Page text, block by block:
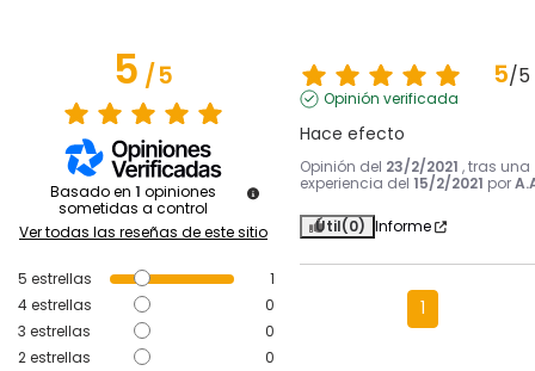
5/5
Basado en 1 opiniones
sometidas a control
Ver todas las reseñas de este sitio
5 estrellas
1
4estrellas
0
3 estrellas
0
2estrellas
0
5/5
Opinión verificada
Hace efecto
Opinión del 23/2/2021 , tras una
experiencia del 15/2/2021 por
Útil(0) Informe
1